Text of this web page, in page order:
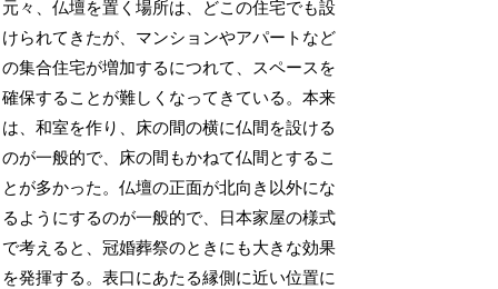
元々、仏壇を置く場所は、どこの住宅でも設
けられてきたが、マンションやアパートなど
の集合住宅が増加するにつれて、スペースを
確保することが難しくなってきている。本来
は、和室を作り、床の間の横に仏間を設ける
のが一般的で、床の間もかねて仏間とするこ
とが多かった。仏壇の正面が北向き以外にな
るようにするのが一般的で、日本家屋の様式
で考えると、冠婚葬祭のときにも大きな効果
を発揮する。表口にあたる縁側に近い位置に